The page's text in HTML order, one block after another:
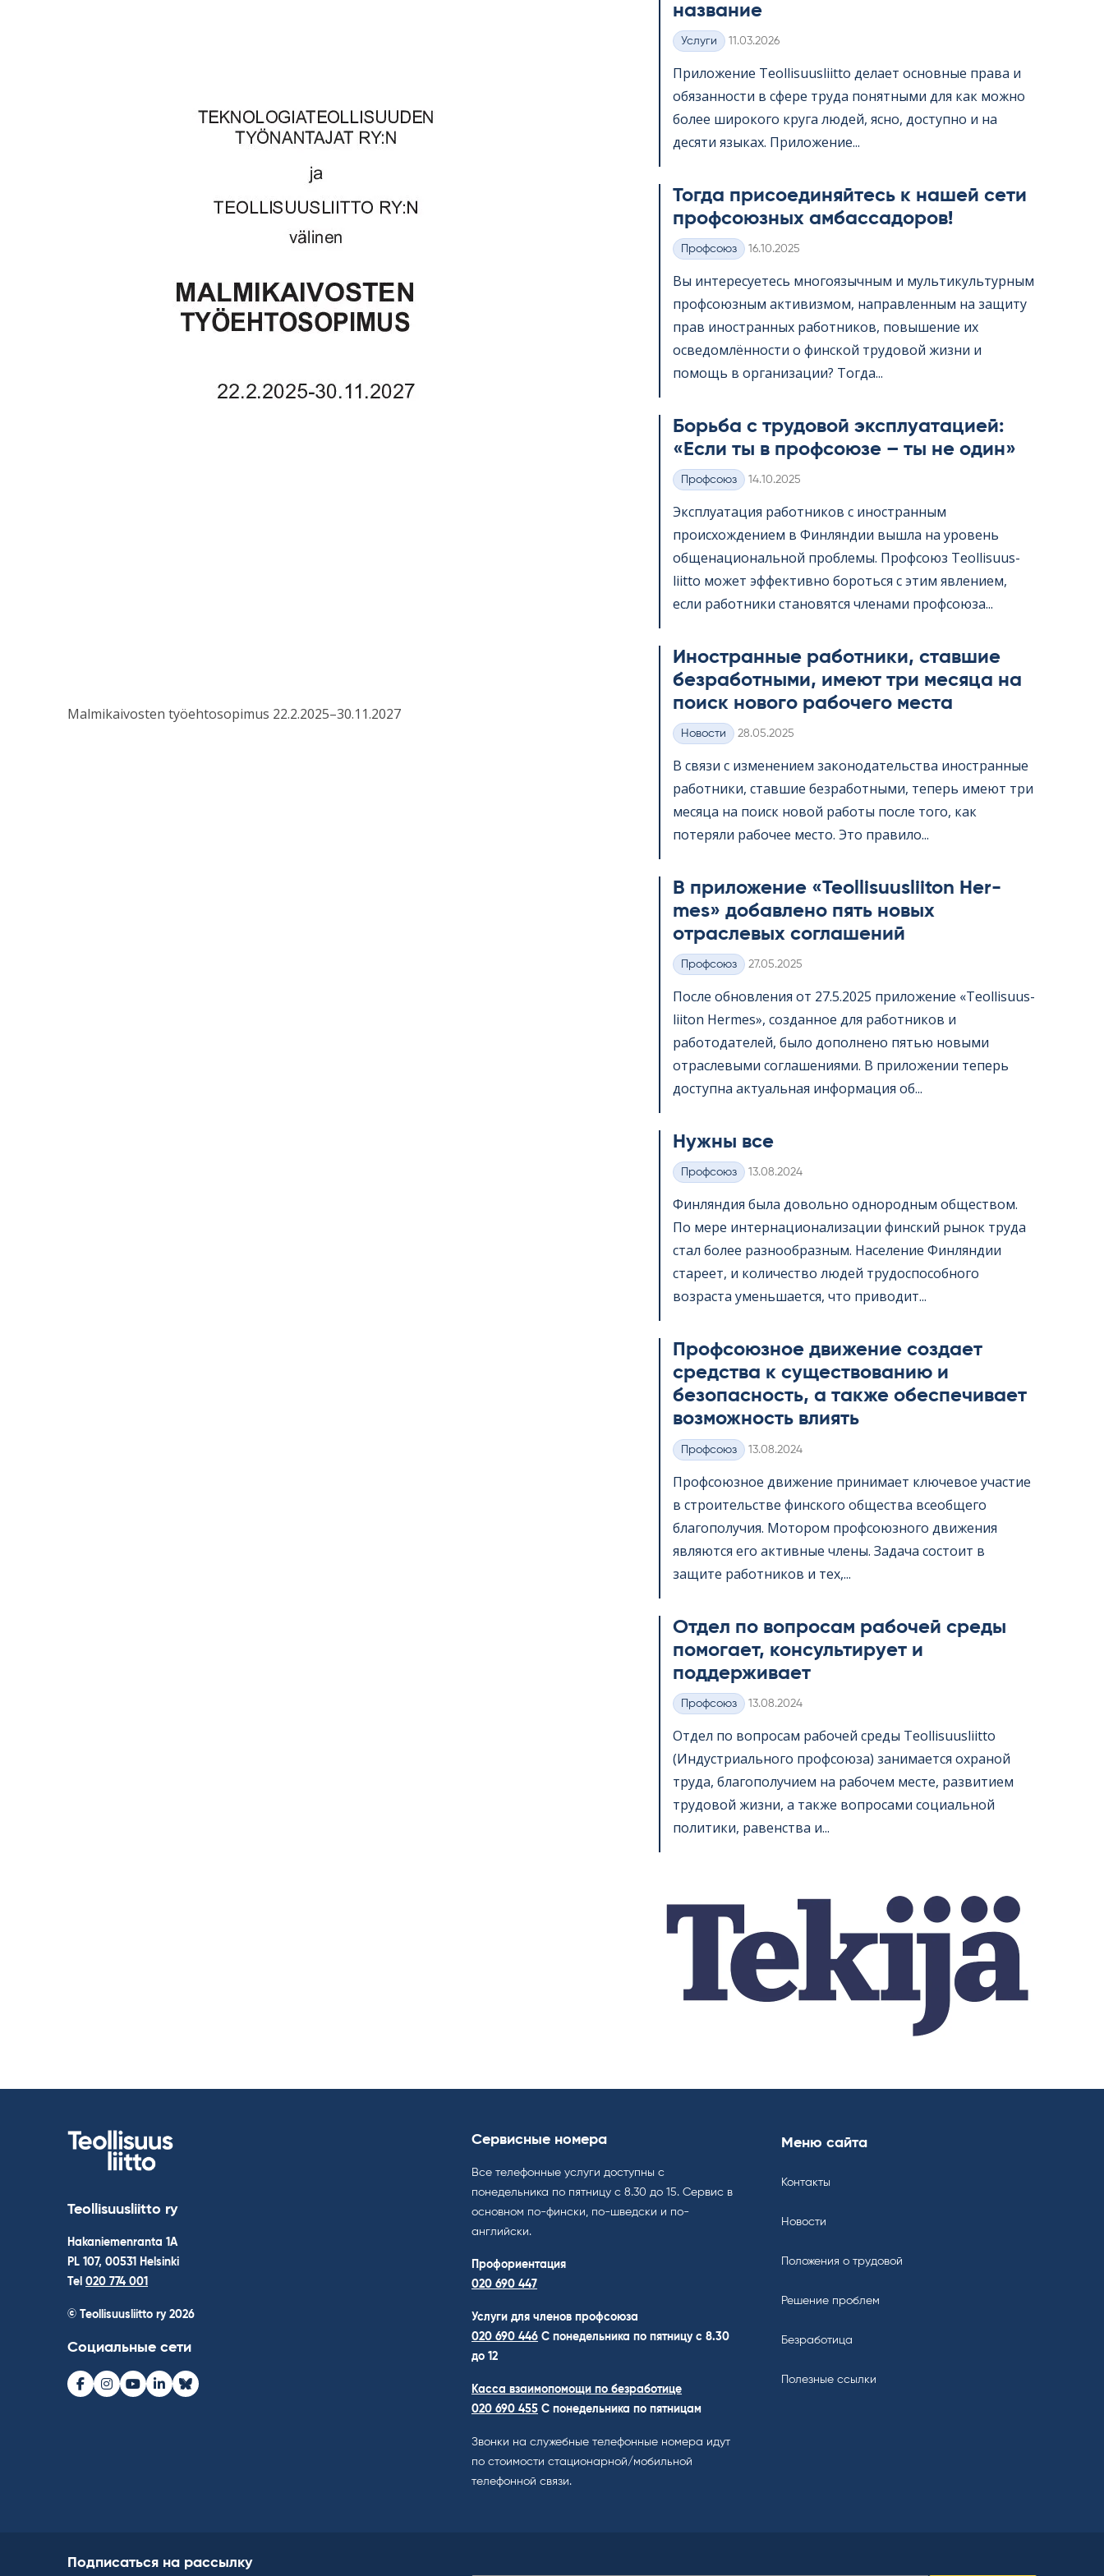
Malmikaivosten työehtosopimus 22.2.2025–30.11.2027
название
Категории
Услуги Kirjoitettu
11.03.2026
Приложение Teol­li­suus­liitto делает основные права и
обязанности в сфере труда понятными для как можно
более широкого круга людей, ясно, доступно и на
десяти языках. Приложение...
Тогда присоединяйтесь к нашей сети
профсоюзных амбассадоров!
Категории
Профсоюз Kirjoitettu
16.10.2025
Вы интересуетесь многоязычным и мультикультурным
профсоюзным активизмом, направленным на защиту
прав иностранных работников, повышение их
осведомлённости о финской трудовой жизни и
помощь в организации? Тогда...
Борьба с трудовой эксплуатацией:
«Если ты в профсоюзе – ты не один»
Категории
Профсоюз Kirjoitettu
14.10.2025
Эксплуатация работников с иностранным
происхождением в Финляндии вышла на уровень
общенациональной проблемы. Профсоюз Teol­li­suus­
liitto может эффективно бороться с этим явлением,
если работники становятся членами профсоюза...
Иностранные работники, ставшие
безработными, имеют три месяца на
поиск нового рабочего места
Категории
Hовости Kirjoitettu
28.05.2025
В связи с изменением законодательства иностранные
работники, ставшие безработными, теперь имеют три
месяца на поиск новой работы после того, как
потеряли рабочее место. Это правило...
В приложение «Teol­li­suus­lii­ton Her­
mes» добавлено пять новых
отраслевых соглашений
Категории
Профсоюз Kirjoitettu
27.05.2025
После обновления от 27.5.2025 приложение «Teol­li­suus­
lii­ton Her­mes», созданное для работников и
работодателей, было дополнено пятью новыми
отраслевыми соглашениями. В приложении теперь
доступна актуальная информация об...
Нужны все
Категории
Профсоюз Kirjoitettu
13.08.2024
Финляндия была довольно однородным обществом.
По мере интернационализации финский рынок труда
стал более разнообразным. Население Финляндии
стареет, и количество людей трудоспособного
возраста уменьшается, что приводит...
Профсоюзное движение создает
средства к существованию и
безопасность, а также обеспечивает
возможность влиять
Категории
Профсоюз Kirjoitettu
13.08.2024
Профсоюзное движение принимает ключевое участие
в строительстве финского общества всеобщего
благополучия. Мотором профсоюзного движения
являются его активные члены. Задача состоит в
защите работников и тех,...
Отдел по вопросам рабочей среды
помогает, консультирует и
поддерживает
Категории
Профсоюз Kirjoitettu
13.08.2024
Отдел по вопросам рабочей среды Teol­li­suus­liitto
(Индустриального профсоюза) занимается охраной
труда, благополучием на рабочем месте, развитием
трудовой жизни, а также вопросами социальной
политики, равенства и...
Teollisuusliitto ry
Hakaniemenranta 1A
PL 107, 00531 Helsinki
Tel 020 774 001
© Teollisuusliitto ry 2026
Социальные сети
Facebook
Instagram
Youtube
LinkedInBluesky
Сервисные номера
Все телефонные услуги доступны с
понедельника по пятницу с 8.30 до 15. Cервис в
основном по-фински, по-шведски и по-
английски.
Профориентация
020 690 447
Услуги для членов профсоюза
020 690 446 C понедельника по пятницу с 8.30
до 12
Касса взаимопомощи по безработице
020 690 455 С понедельника по пятницам
Звонки на служебные телефонные номера идут
по стоимости стационарной/мобильной
телефонной связи.
Меню сайта
Контакты
Новости
Положения о трудовой
Решение проблем
Безработица
Полезные ссылки
Подписаться на рассылку